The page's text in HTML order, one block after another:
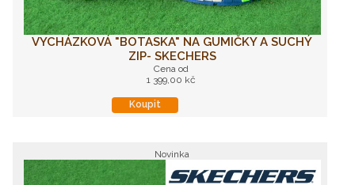
VYCHÁZKOVÁ "BOTASKA" NA GUMIČKY A SUCHÝ
ZIP- SKECHERS
Cena od
1 399,00 kč
Koupit
Novinka